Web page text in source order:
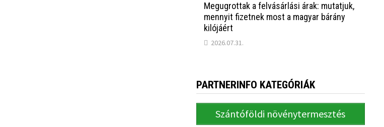
Megugrottak a felvásárlási árak: mutatjuk,
mennyit fizetnek most a magyar bárány
kilójáért
2026.07.31.
PARTNERINFO KATEGÓRIÁK
Szántóföldi növénytermesztés